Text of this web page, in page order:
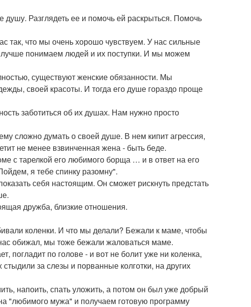
Разглядеть ее и помочь ей раскрыться. Помочь
так, что мы очень хорошо чувствуем. У нас сильные
понимаем людей и их поступки. И мы можем
существуют женские обязанности. Мы
своей красоты. И тогда его душе гораздо проще
заботиться об их душах. Нам нужно просто
сложно думать о своей душе. В нем кипит агрессия,
не менее взвинченная жена - быть беде.
с тарелкой его любимого борща … и в ответ на его
я тебе спинку разомну".
себя настоящим. Он сможет рискнуть предстать
дружба, близкие отношения.
коленки. И что мы делали? Бежали к маме, чтобы
обижал, мы тоже бежали жаловаться маме.
погладит по голове - и вот не болит уже ни коленка,
за слезы и порванные колготки, на других
напоить, спать уложить, а потом он был уже добрый
"любимого мужа" и получаем готовую программу